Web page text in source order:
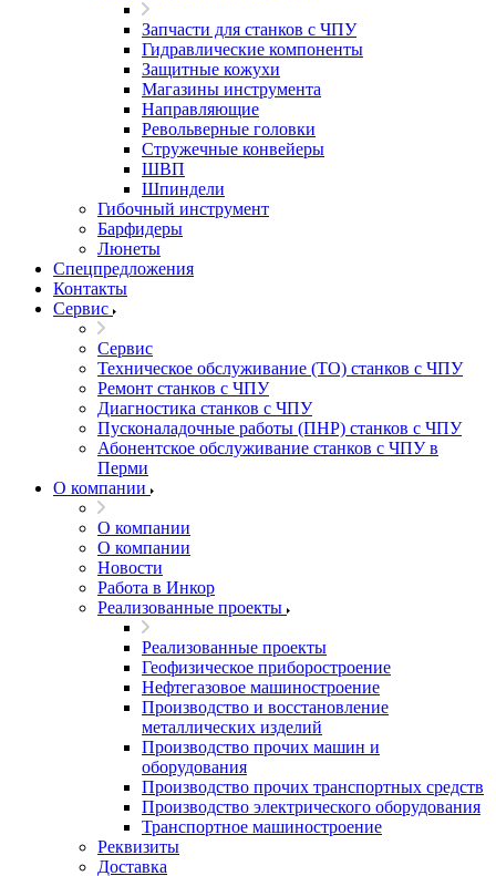
Запчасти для станков с ЧПУ
Гидравлические компоненты
Защитные кожухи
Магазины инструмента
Направляющие
Револьверные головки
Стружечные конвейеры
ШВП
Шпиндели
Гибочный инструмент
Барфидеры
Люнеты
Спецпредложения
Контакты
Сервис
Сервис
Техническое обслуживание (ТО) станков с ЧПУ
Ремонт станков с ЧПУ
Диагностика станков с ЧПУ
Пусконаладочные работы (ПНР) станков с ЧПУ
Абонентское обслуживание станков с ЧПУ в
Перми
О компании
О компании
О компании
Новости
Работа в Инкор
Реализованные проекты
Реализованные проекты
Геофизическое приборостроение
Нефтегазовое машиностроение
Производство и восстановление
металлических изделий
Производство прочих машин и
оборудования
Производство прочих транспортных средств
Производство электрического оборудования
Транспортное машиностроение
Реквизиты
Доставка